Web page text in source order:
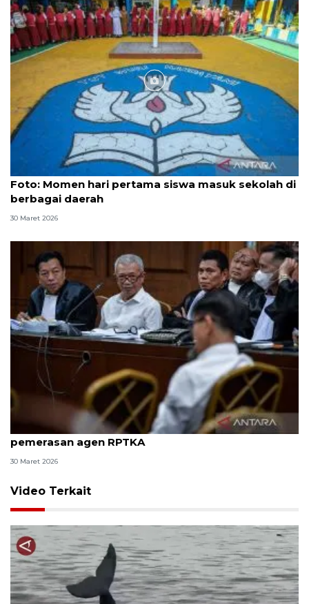
Foto: Momen hari pertama siswa masuk sekolah di
berbagai daerah
30 Maret 2026
8 ASN Kemenaker hadapi sidang tuntutan kasus
pemerasan agen RPTKA
30 Maret 2026
Video Terkait